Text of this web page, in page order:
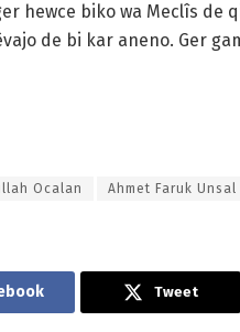
hewce biko wa Meclîs de
de bi kar aneno. Ger
Ocalan Ahmet Faruk Unsal
Tweet